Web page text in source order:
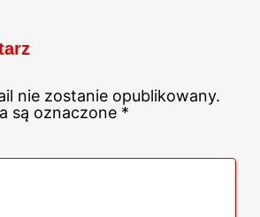
nie zostanie opublikowany.
są oznaczone *